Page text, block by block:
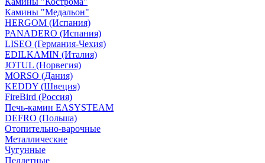
Камины "Медальон"
HERGOM (Испания)
PANADERO (Испания)
LISEO (Германия-Чехия)
EDILKAMIN (Италия)
JOTUL (Норвегия)
MORSO (Дания)
KEDDY (Швеция)
FireBird (Россия)
Печь-камин EASYSTEAM
DEFRO (Польша)
Отопительно-варочные
Металлические
Чугунные
Пеллетные